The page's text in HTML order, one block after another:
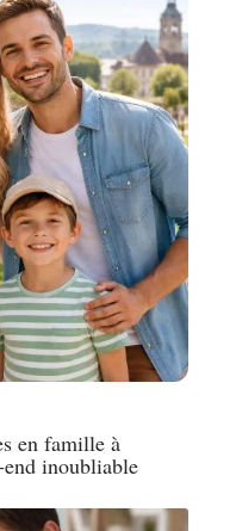
en famille à
inoubliable